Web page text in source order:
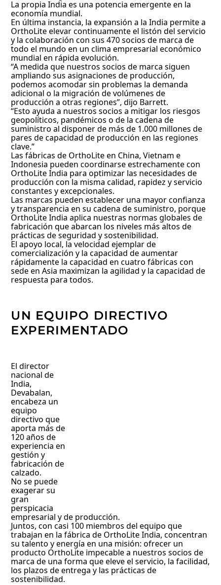
La propia India es una potencia emergente en la
economía mundial.
En última instancia, la expansión a la India permite a
OrthoLite elevar continuamente el listón del servicio
y la colaboración con sus 470 socios de marca de
todo el mundo en un clima empresarial económico
mundial en rápida evolución.
“A medida que nuestros socios de marca siguen
ampliando sus asignaciones de producción,
podemos acomodar sin problemas la demanda
adicional o la migración de volúmenes de
producción a otras regiones”, dijo Barrett.
“Esto ayuda a nuestros socios a mitigar los riesgos
geopolíticos, pandémicos o de la cadena de
suministro al disponer de más de 1.000 millones de
pares de capacidad de producción en las regiones
clave.”
Las fábricas de OrthoLite en China, Vietnam e
Indonesia pueden coordinarse estrechamente con
OrthoLite India para optimizar las necesidades de
producción con la misma calidad, rapidez y servicio
constantes y excepcionales.
Las marcas pueden establecer una mayor confianza
y transparencia en su cadena de suministro, porque
OrthoLite India aplica nuestras normas globales de
fabricación que abarcan los niveles más altos de
prácticas de seguridad y sostenibilidad.
El apoyo local, la velocidad ejemplar de
comercialización y la capacidad de aumentar
rápidamente la capacidad en cuatro fábricas con
sede en Asia maximizan la agilidad y la capacidad de
respuesta para todos.
UN EQUIPO DIRECTIVO
EXPERIMENTADO
El director
nacional de
India,
Devabalan,
encabeza un
equipo
directivo que
aporta más de
120 años de
experiencia en
gestión y
fabricación de
calzado.
No se puede
exagerar su
gran
perspicacia
empresarial y de producción.
Juntos, con casi 100 miembros del equipo que
trabajan en la fábrica de OrthoLite India, concentran
su talento y energía en una misión: ofrecer un
producto OrthoLite impecable a nuestros socios de
marca de una forma que eleve el servicio, la facilidad,
los plazos de entrega y las prácticas de
sostenibilidad.